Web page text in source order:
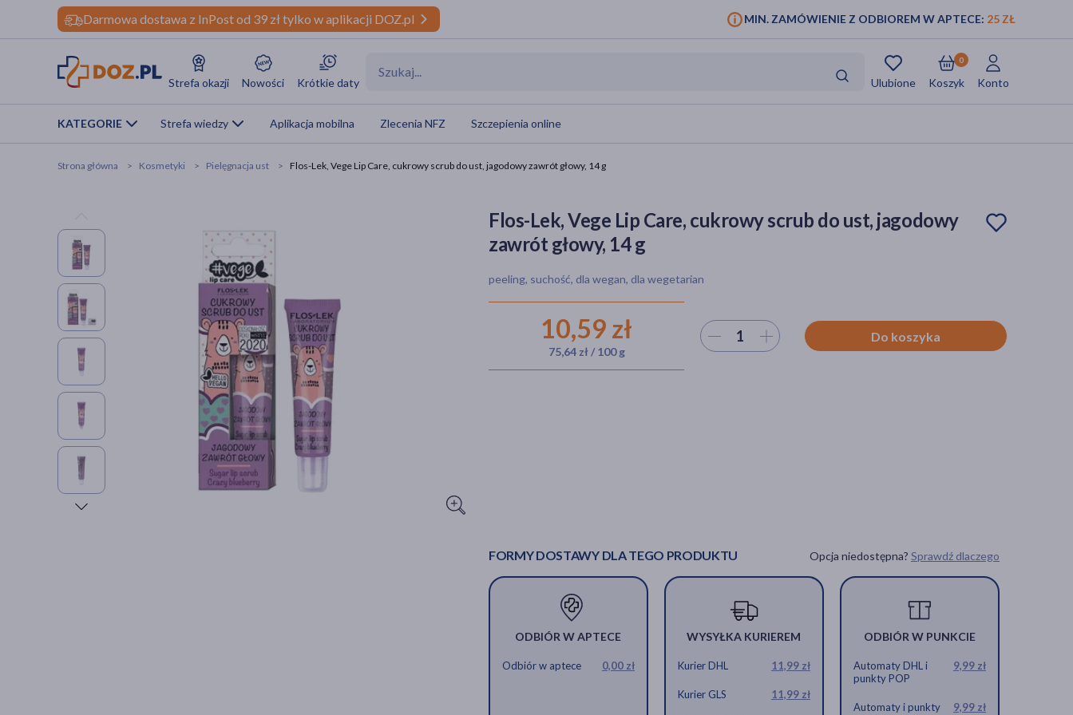
Darmowa dostawa z InPost od 39 zł tylko w aplikacji DOZ.pl MIN. ZAMÓWIENIE Z ODBIOREM W APTECE: 25 ZŁ
Strefa okazji Nowości Krótkie daty Ulubione Koszyk
0
Konto
KATEGORIE Strefa wiedzy Aplikacja mobilna Zlecenia NFZ Szczepienia online
Strona główna Kosmetyki Pielęgnacja ust Flos-Lek, Vege Lip Care, cukrowy scrub do ust, jagodowy zawrót głowy, 14 g
Flos-Lek, Vege Lip Care, cukrowy scrub do ust, jagodowy
zawrót głowy, 14 g
peeling, suchość, dla wegan, dla wegetarian
10,59 zł
75,64 zł / 100 g
Wybierz ilość Do koszyka
FORMY DOSTAWY DLA TEGO PRODUKTU Opcja niedostępna? Sprawdź dlaczego
ODBIÓR W APTECE
Odbiór w aptece 0,00 zł
WYSYŁKA KURIEREM
Kurier DHL 11,99 zł
Kurier GLS 11,99 zł
ODBIÓR W PUNKCIE
Automaty DHL i
punkty POP
9,99 zł
Automaty i punkty
9,99 zł